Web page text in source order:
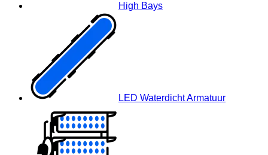
High Bays
LED Waterdicht Armatuur